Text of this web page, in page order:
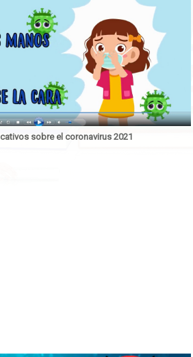
sobre el coronavirus 2021